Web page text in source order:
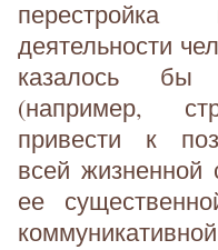
деятельности
казалось бы
(например,
привести к
всей жизненной
ее